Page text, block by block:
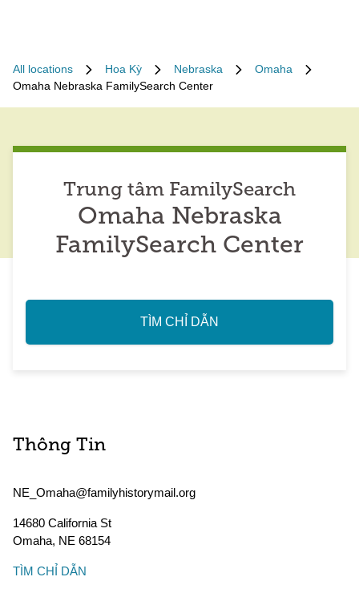
All locations Hoa Kỳ Nebraska
Omaha
Omaha Nebraska FamilySearch Center
Trung tâm FamilySearch
Omaha Nebraska
FamilySearch Center
TÌM CHỈ DẪN
Thông Tin
NE_Omaha@familyhistorymail.org
14680 California St
Omaha, NE 68154
TÌM CHỈ DẪN